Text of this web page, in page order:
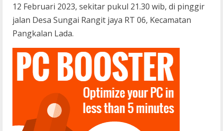
12 Februari 2023, sekitar pukul 21.30 wib, di pinggir
jalan Desa Sungai Rangit jaya RT 06, Kecamatan
Pangkalan Lada.